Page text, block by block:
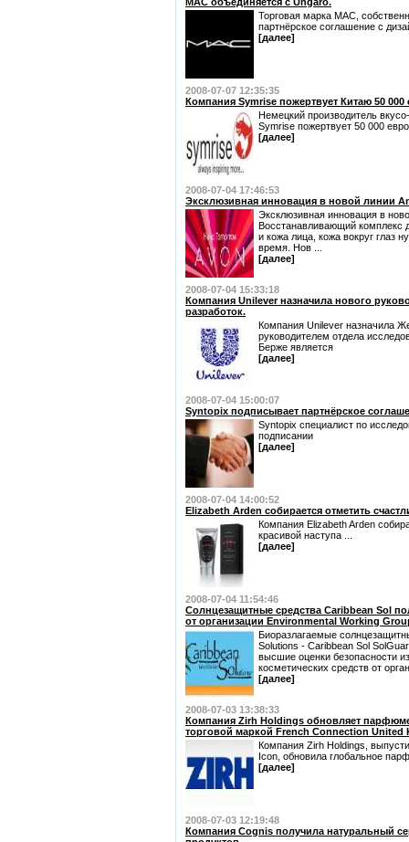
Торговая марка MAC,
партнёрское соглашение с
[далее]
2008-07-07 12:35:35
Компания Symrise пожертвует Китаю 50
Немецкий производитель
Symrise пожертвует 50 000
[далее]
2008-07-04 17:46:53
Эксклюзивная инновация в новой линии
Эксклюзивная инновация в
Восстанавливающий комплекс
и кожа лица, кожа вокруг глаз
время. Нов ...
[далее]
2008-07-04 15:33:18
Компания Unilever назначила нового
разработок.
Компания Unilever назначила
руководителем отдела
Берже является
[далее]
2008-07-04 15:00:07
Syntopix подписывает партнёрское
Syntopix специалист по
подписании
[далее]
2008-07-04 14:00:52
Elizabeth Arden собирается отметить
Компания Elizabeth Arden
красивой наступа ...
[далее]
2008-07-04 11:54:46
Солнцезащитные средства Caribbean Sol
от организации Environmental Working
Биоразлагаемые
Solutions - Caribbean Sol
высшие оценки безопасности
косметических средств от
[далее]
2008-07-03 13:38:33
Компания Zirh Holdings обновляет
торговой маркой French Connection United
Компания Zirh Holdings,
Icon, обновила глобальное
[далее]
2008-07-03 12:19:48
Компания Cognis получила натуральный